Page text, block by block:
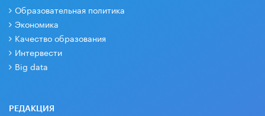
Образовательная политика
Экономика
Качество образования
Интервести
Big data
РЕДАКЦИЯ